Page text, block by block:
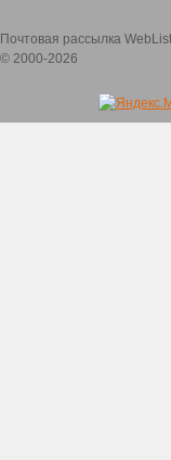
Почтовая рассылка
© 2000-2026